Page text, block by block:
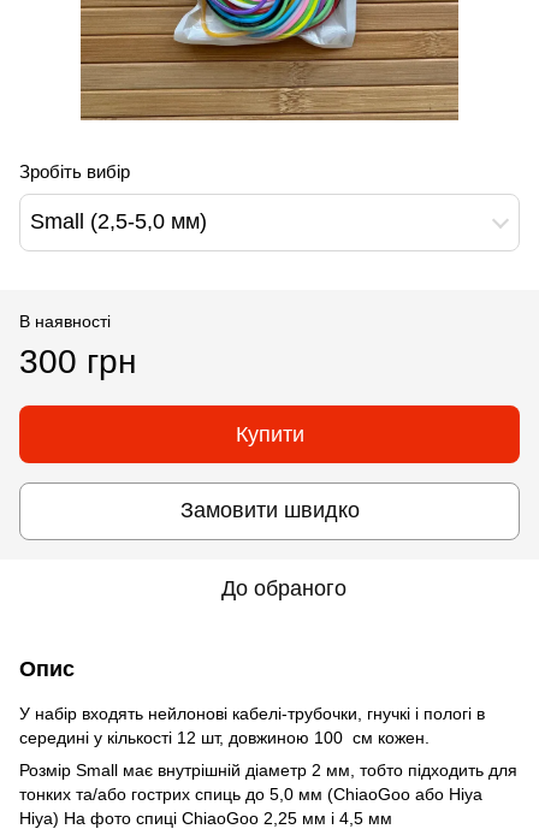
Зробіть вибір
Small (2,5-5,0 мм)
В наявності
300 грн
Купити
Замовити швидко
До обраного
Опис
У набір входять нейлонові кабелі-трубочки, гнучкі і пологі в
середині у кількості 12 шт, довжиною 100 см кожен.
Розмір Small має внутрішній діаметр 2 мм, тобто підходить для
тонких та/або гострих спиць до 5,0 мм (ChiaoGoo або Hiya
Hiya) На фото спиці ChiaoGoo 2,25 мм і 4,5 мм